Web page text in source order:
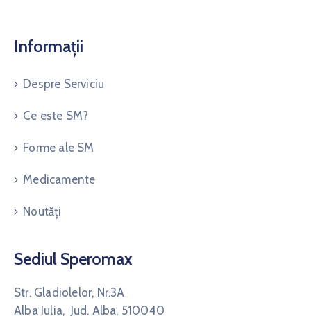
Informații
Despre Serviciu
Ce este SM?
Forme ale SM
Medicamente
Noutăți
Sediul Speromax
Str. Gladiolelor, Nr.3A
Alba Iulia, Jud. Alba, 510040